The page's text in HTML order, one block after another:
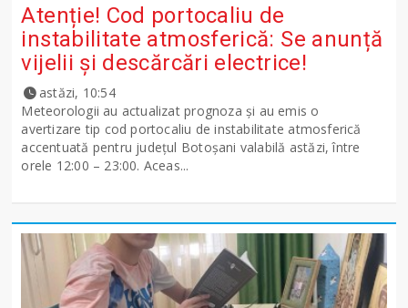
Atenție! Cod portocaliu de
instabilitate atmosferică: Se anunță
vijelii și descărcări electrice!
astăzi, 10:54
Meteorologii au actualizat prognoza și au emis o
avertizare tip cod portocaliu de instabilitate atmosferică
accentuată pentru județul Botoșani valabilă astăzi, între
orele 12:00 – 23:00. Aceas...